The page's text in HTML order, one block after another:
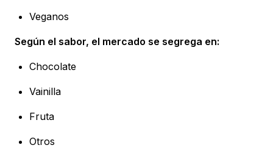
Veganos
Según el sabor, el mercado se segrega en:
Chocolate
Vainilla
Fruta
Otros